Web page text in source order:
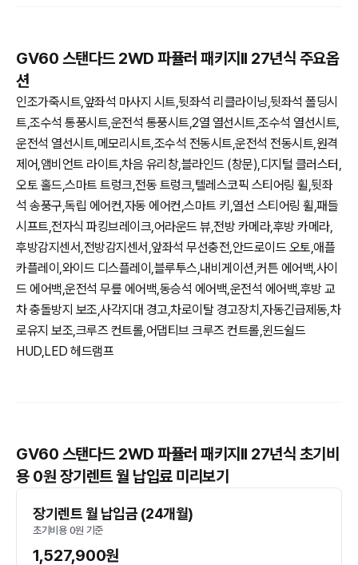
GV60 스탠다드 2WD 파퓰러 패키지II 27년식 주요옵
션
인조가죽시트,앞좌석 마사지 시트,뒷좌석 리클라이닝,뒷좌석 폴딩시
트,조수석 통풍시트,운전석 통풍시트,2열 열선시트,조수석 열선시트,
운전석 열선시트,메모리시트,조수석 전동시트,운전석 전동시트,원격
제어,앰비언트 라이트,차음 유리창,블라인드 (창문),디지털 클러스터,
오토 홀드,스마트 트렁크,전동 트렁크,텔레스코픽 스티어링 휠,뒷좌
석 송풍구,독립 에어컨,자동 에어컨,스마트 키,열선 스티어링 휠,패들
시프트,전자식 파킹브레이크,어라운드 뷰,전방 카메라,후방 카메라,
후방감지센서,전방감지센서,앞좌석 무선충전,안드로이드 오토,애플
카플레이,와이드 디스플레이,블루투스,내비게이션,커튼 에어백,사이
드 에어백,운전석 무릎 에어백,동승석 에어백,운전석 에어백,후방 교
차 충돌방지 보조,사각지대 경고,차로이탈 경고장치,자동긴급제동,차
로유지 보조,크루즈 컨트롤,어댑티브 크루즈 컨트롤,윈드쉴드
HUD,LED 헤드램프
GV60 스탠다드 2WD 파퓰러 패키지II 27년식 초기비
용 0원 장기렌트 월 납입료 미리보기
장기렌트 월 납입금 (24개월)
초기비용 0원 기준
1,527,900원